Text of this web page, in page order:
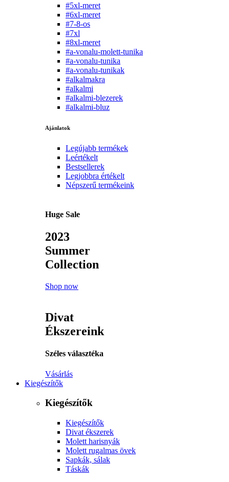
#5xl-meret
#6xl-meret
#7-8-os
#7xl
#8xl-meret
#a-vonalu-molett-tunika
#a-vonalu-tunika
#a-vonalu-tunikak
#alkalmakra
#alkalmi
#alkalmi-blezerek
#alkalmi-bluz
Ajánlatok
Legújabb termékek
Leértékelt
Bestsellerek
Legjobbra értékelt
Népszerű termékeink
Huge Sale
2023
Summer
Collection
Shop now
Divat
Ékszereink
Széles választéka
Vásárlás
Kiegészítők
Kiegészítők
Kiegészítők
Divat ékszerek
Molett harisnyák
Molett rugalmas övek
Sapkák, sálak
Táskák